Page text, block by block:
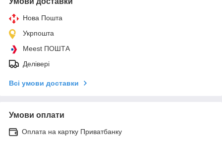
Нова Пошта
Укрпошта
Meest ПОШТА
Делівері
Всі умови доставки
Умови оплати
Оплата на картку Приватбанку